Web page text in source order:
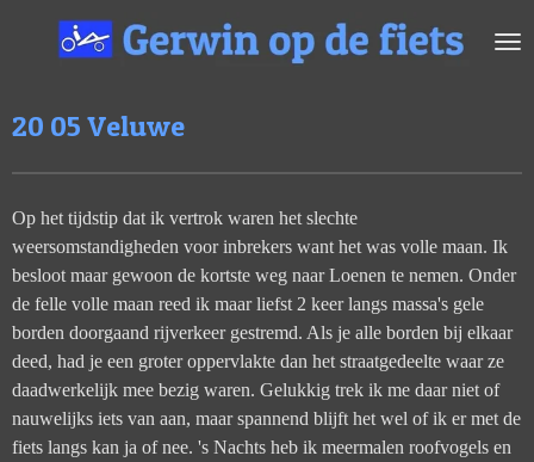
direct
hoofdinhoud
20 05 Veluwe
Op het tijdstip dat ik vertrok waren het slechte
weersomstandigheden voor inbrekers want het was volle maan. Ik
besloot maar gewoon de kortste weg naar Loenen te nemen. Onder
de felle volle maan reed ik maar liefst 2 keer langs massa's gele
borden doorgaand rijverkeer gestremd. Als je alle borden bij elkaar
deed, had je een groter oppervlakte dan het straatgedeelte waar ze
daadwerkelijk mee bezig waren. Gelukkig trek ik me daar niet of
nauwelijks iets van aan, maar spannend blijft het wel of ik er met de
fiets langs kan ja of nee. 's Nachts heb ik meermalen roofvogels en